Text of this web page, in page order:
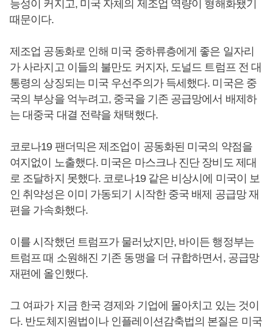
능성이 커지고, 미국 자체의 제조업 역량이 형해화됐기
때문이다.
제조업 공동화로 인해 미국 중하류층에게 좋은 일자리
가 사라지고 이들의 불만도 커지자, 도널드 트럼프 전 대
통령의 상징되는 미국 우선주의가 득세했다. 미국은 중
국의 부상을 억누려고, 중국을 기존 공급망에서 배제하
는 대중국 대결 전략을 채택했다.
코로나19 팬더믹은 제조업이 공동화된 미국의 약점을
여지없이 노출했다. 미국은 마스크나 진단 장비도 제대
로 조달하지 못했다. 코로나19 같은 비상시에 미국이 보
인 취약성은 이미 가동되기 시작한 중국 배제 공급망 재
편을 가속화했다.
이를 시작했던 트럼프가 물러났지만, 바이든 행정부는
트럼프 때 소원해진 기존 동맹을 더 규합하면서, 공급망
재편에 올인했다.
그 여파가 지금 한국 경제와 기업에 몰아치고 있는 것이
다. 반도체지원법이나 인플레이션감축법의 본질은 미국